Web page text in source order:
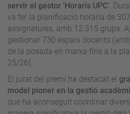
servir el gestor 'Horaris UPC'.
va fer la planificació horària de
assignatures, amb 12.315 grups.
gestionar 730 espais docents
de la posada en marxa fins a la
25/26).
El jurat del premi ha destacat el
model pioner en la gestió
que ha aconseguit coordinar